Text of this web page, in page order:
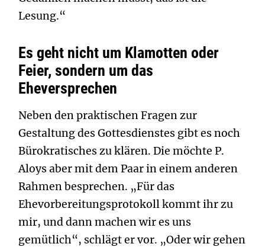
Lesung.“
Es geht nicht um Klamotten oder
Feier, sondern um das
Eheversprechen
Neben den praktischen Fragen zur
Gestaltung des Gottesdienstes gibt es noch
Bürokratisches zu klären. Die möchte P.
Aloys aber mit dem Paar in einem anderen
Rahmen besprechen. „Für das
Ehevorbereitungsprotokoll kommt ihr zu
mir, und dann machen wir es uns
gemütlich“, schlägt er vor. „Oder wir gehen